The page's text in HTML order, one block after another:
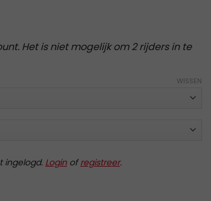
Het is niet mogelijk om 2 rijders in te
WISSEN
ingelogd. Login ofregistreer.